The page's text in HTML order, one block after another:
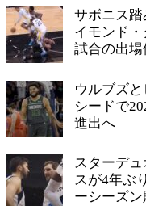
サボニス踏
イモンド
試合の出
ウルブズ
シードで
進出へ
スターデ
スが4年ぶ
ーシーズ